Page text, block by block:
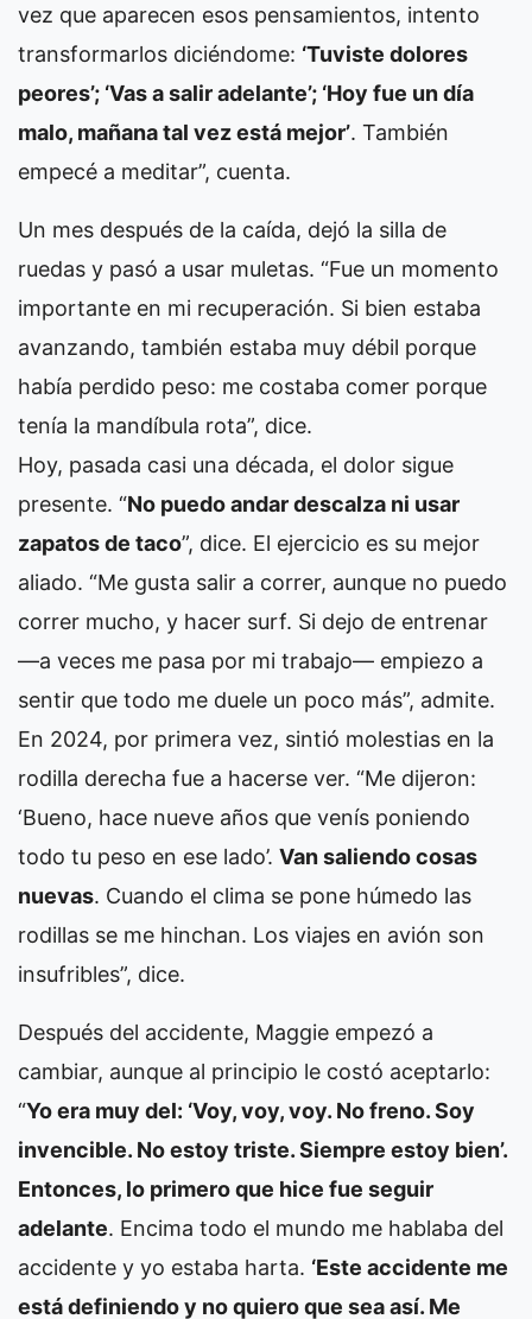
vez que aparecen esos pensamientos, intento
transformarlos diciéndome: ‘Tuviste dolores
peores’; ‘Vas a salir adelante’; ‘Hoy fue un día
malo, mañana tal vez está mejor’. También
empecé a meditar”, cuenta.
Un mes después de la caída, dejó la silla de
ruedas y pasó a usar muletas. “Fue un momento
importante en mi recuperación. Si bien estaba
avanzando, también estaba muy débil porque
había perdido peso: me costaba comer porque
tenía la mandíbula rota”, dice.
Hoy, pasada casi una década, el dolor sigue
presente. “No puedo andar descalza ni usar
zapatos de taco”, dice. El ejercicio es su mejor
aliado. “Me gusta salir a correr, aunque no puedo
correr mucho, y hacer surf. Si dejo de entrenar
—a veces me pasa por mi trabajo— empiezo a
sentir que todo me duele un poco más”, admite.
En 2024, por primera vez, sintió molestias en la
rodilla derecha fue a hacerse ver. “Me dijeron:
‘Bueno, hace nueve años que venís poniendo
todo tu peso en ese lado’. Van saliendo cosas
nuevas. Cuando el clima se pone húmedo las
rodillas se me hinchan. Los viajes en avión son
insufribles”, dice.
Después del accidente, Maggie empezó a
cambiar, aunque al principio le costó aceptarlo:
“Yo era muy del: ‘Voy, voy, voy. No freno. Soy
invencible. No estoy triste. Siempre estoy bien’.
Entonces, lo primero que hice fue seguir
adelante. Encima todo el mundo me hablaba del
accidente y yo estaba harta. ‘Este accidente me
está definiendo y no quiero que sea así. Me